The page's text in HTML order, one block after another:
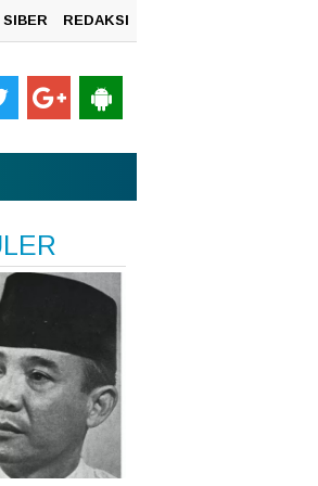
REDAKSI
SIBER